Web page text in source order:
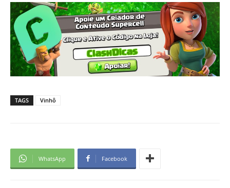
TAGS Vinhô
WhatsApp Facebook